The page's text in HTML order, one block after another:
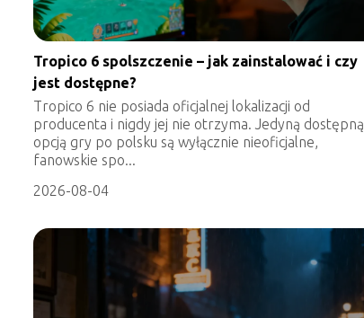
Tropico 6 spolszczenie – jak zainstalować i czy
jest dostępne?
Tropico 6 nie posiada oficjalnej lokalizacji od
producenta i nigdy jej nie otrzyma. Jedyną dostępną
opcją gry po polsku są wyłącznie nieoficjalne,
fanowskie spo...
2026-08-04